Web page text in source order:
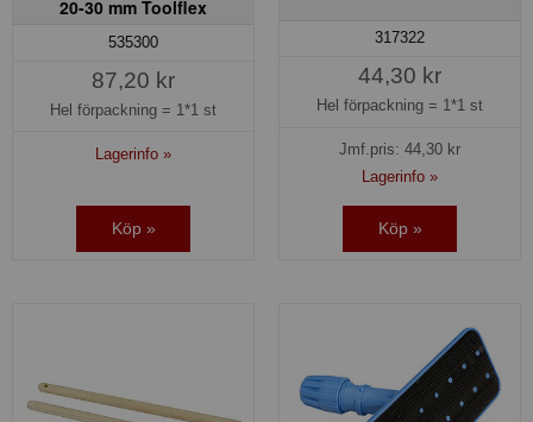
20-30 mm Toolflex
535300
87,20 kr
Hel förpackning = 1*1 st
Lagerinfo »
Köp »
317322
44,30 kr
Hel förpackning = 1*1 st
Jmf.pris: 44,30 kr
Lagerinfo »
Köp »